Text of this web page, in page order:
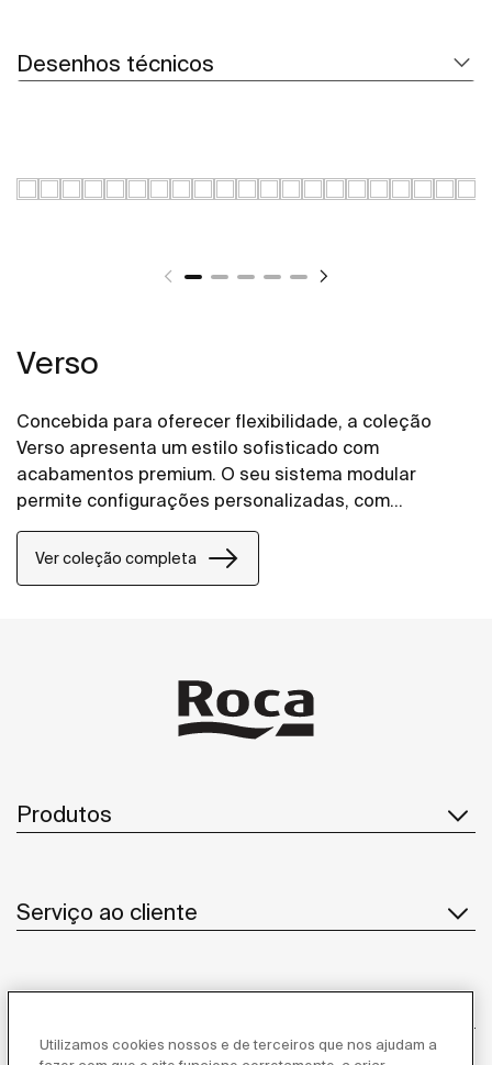
Desenhos técnicos
Verso
Concebida para oferecer flexibilidade, a coleção
Verso apresenta um estilo sofisticado com
acabamentos premium. O seu sistema modular
permite configurações personalizadas, com
diferentes combinações de gavetas, portas e
prateleiras, adaptando-se a diversas necessidades
de casa de banho.
Ver coleção completa
Produtos
Serviço ao cliente
Utilizamos cookies nossos e de terceiros que nos ajudam a